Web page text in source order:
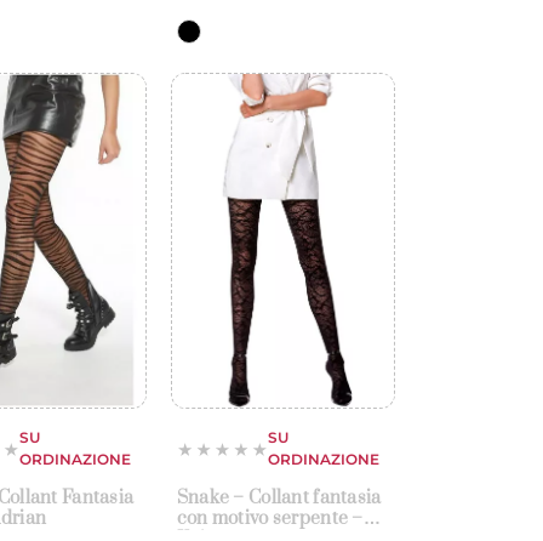
SU
ORDINAZIONE
Fantasia
SU
ORDINAZIONE
Snake – Collant fantasia
con motivo serpente –